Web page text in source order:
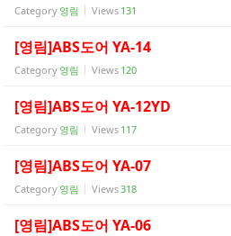
Category 영림 Views 131
[영림]ABS도어 YA-14
Category 영림 Views 120
[영림]ABS도어 YA-12YD
Category 영림 Views 117
[영림]ABS도어 YA-07
Category 영림 Views318
[영림]ABS도어 YA-06
- 하이샷시 브랜드
- 폴딩도어
견적문의
협력업체신청